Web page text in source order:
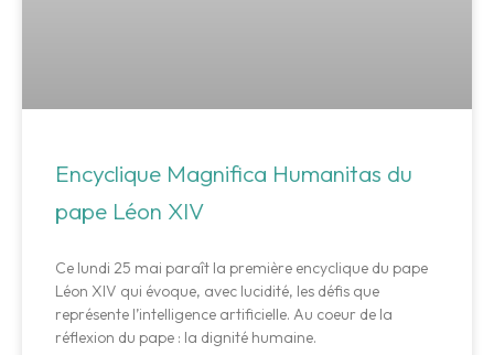
Encyclique Magnifica Humanitas du
pape Léon XIV
Ce lundi 25 mai paraît la première encyclique du pape
Léon XIV qui évoque, avec lucidité, les défis que
représente l’intelligence artificielle. Au coeur de la
réflexion du pape : la dignité humaine.